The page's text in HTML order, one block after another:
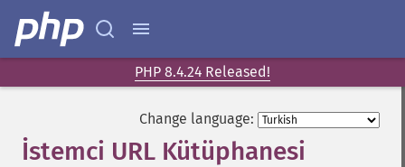
PHP 8.4.24 Released!
Change language:
İstemci URL Kütüphanesi